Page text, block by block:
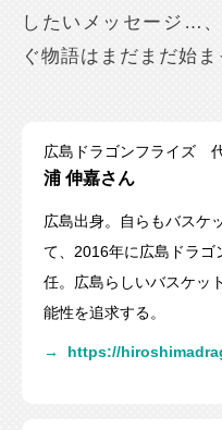
したいメッセージ…
ぐ物語はまだまだ始ま
広島ドラゴンフライズ
浦 伸嘉さん
広島出身。自らもバスケ
て、2016年に広島ドラゴ
任。広島らしいバスケッ
能性を追求する。
→ https://